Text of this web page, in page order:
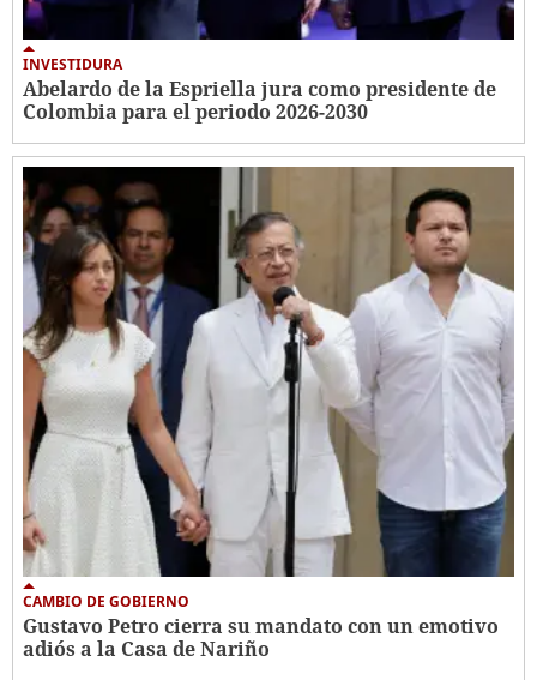
INVESTIDURA
Abelardo de la Espriella jura como presidente de
Colombia para el periodo 2026-2030
CAMBIO DE GOBIERNO
Gustavo Petro cierra su mandato con un emotivo
adiós a la Casa de Nariño